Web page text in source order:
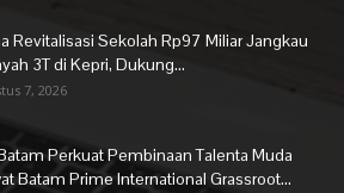
Revitalisasi Sekolah Rp97 Miliar Jangkau
3T di Kepri, Dukung...
7, 2026
Perkuat Pembinaan Talenta Muda
Batam Prime International Grassroot...